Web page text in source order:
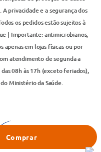
Comprar
privacidade e a segurança dos
os pedidos estão sujeitos à
| Importante: antimicrobianos,
apenas em lojas físicas ou por
atendimento de segunda a
08h às 17h (exceto feriados),
Ministério da Saúde.